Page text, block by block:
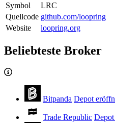
Symbol
LRC
Quellcode github.com/loopring
Website
loopring.org
Beliebteste Broker
Bitpanda Depot
Trade Republic